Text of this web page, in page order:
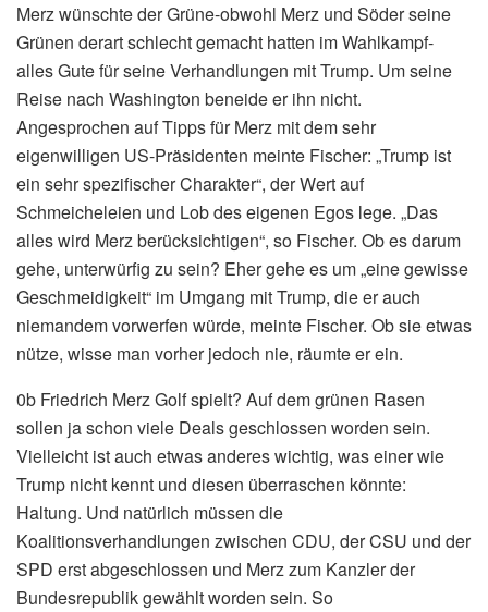
Merz wünschte der Grüne-obwohl Merz und Söder seine
Grünen derart schlecht gemacht hatten im Wahlkampf-
alles Gute für seine Verhandlungen mit Trump. Um seine
Reise nach Washington beneide er ihn nicht.
Angesprochen auf Tipps für Merz mit dem sehr
eigenwilligen US-Präsidenten meinte Fischer: „Trump ist
ein sehr spezifischer Charakter“, der Wert auf
Schmeicheleien und Lob des eigenen Egos lege. „Das
alles wird Merz berücksichtigen“, so Fischer. Ob es darum
gehe, unterwürfig zu sein? Eher gehe es um „eine gewisse
Geschmeidigkeit“ im Umgang mit Trump, die er auch
niemandem vorwerfen würde, meinte Fischer. Ob sie etwas
nütze, wisse man vorher jedoch nie, räumte er ein.
0b Friedrich Merz Golf spielt? Auf dem grünen Rasen
sollen ja schon viele Deals geschlossen worden sein.
Vielleicht ist auch etwas anderes wichtig, was einer wie
Trump nicht kennt und diesen überraschen könnte:
Haltung. Und natürlich müssen die
Koalitionsverhandlungen zwischen CDU, der CSU und der
SPD erst abgeschlossen und Merz zum Kanzler der
Bundesrepublik gewählt worden sein. So